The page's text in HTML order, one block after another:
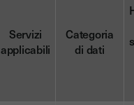
Servizi
applicabili
Categoria
di dati